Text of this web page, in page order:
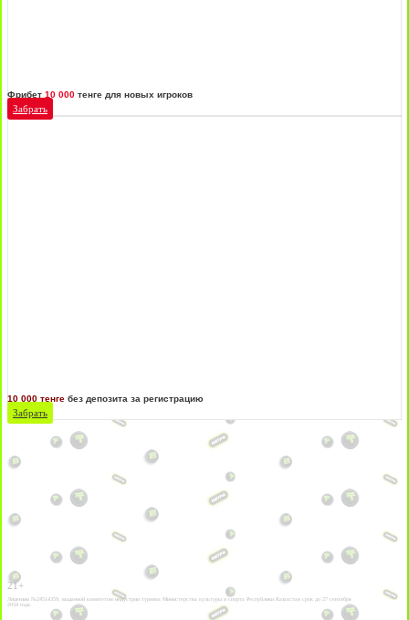
Фрибет 10 000 тенге для новых игроков
Забрать
10 000 тенге без депозита за регистрацию
Забрать
21+
Лицензии №24514359, выданной комитетом индустрии туризма Министерства культуры и спорта Республики Казахстан срок до 27 сентября
2034 года.